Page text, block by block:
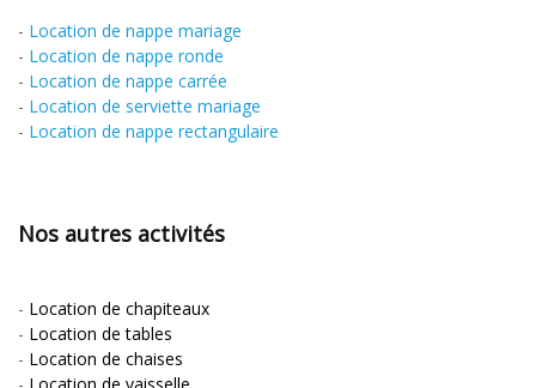
- Location de nappe mariage
- Location de nappe ronde
- Location de nappe carrée
- Location de serviette mariage
- Location de nappe rectangulaire
Nos autres activités
- Location de chapiteaux
- Location de tables
- Location de chaises